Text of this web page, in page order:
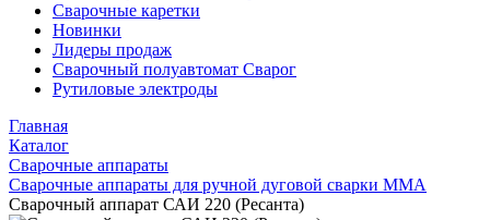
Сварочные каретки
Новинки
Лидеры продаж
Сварочный полуавтомат Сварог
Рутиловые электроды
Главная
Каталог
Сварочные аппараты
Сварочные аппараты для ручной дуговой сварки MMA
Сварочный аппарат САИ 220 (Ресанта)